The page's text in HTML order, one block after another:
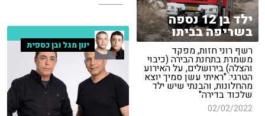
ילד בן 12 נספה
בשריפה בביתו
רשף רוני חזות, מפקד
משמרת בתחנת הבירה (כיבוי
והצלה) בירושלים, על האירוע
הטרגי: "ראיתי עשן סמיך יוצא
מהחלונות, והבנתי שיש ילד
שלכוד בדירה"
02/02/2022
ינון מגל ובן כספית